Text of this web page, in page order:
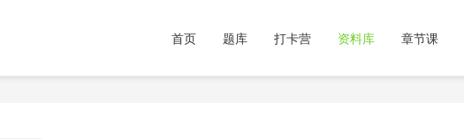
首页 题库 打卡营 资料库 章节课